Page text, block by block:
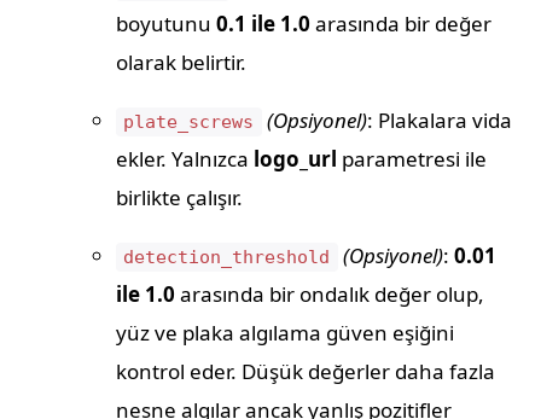
boyutunu 0.1 ile 1.0 arasında bir değer
olarak belirtir.
plate_screws (Opsiyonel): Plakalara vida
ekler. Yalnızca logo_url parametresi ile
birlikte çalışır.
detection_threshold (Opsiyonel): 0.01
ile 1.0 arasında bir ondalık değer olup,
yüz ve plaka algılama güven eşiğini
kontrol eder. Düşük değerler daha fazla
nesne algılar ancak yanlış pozitifler